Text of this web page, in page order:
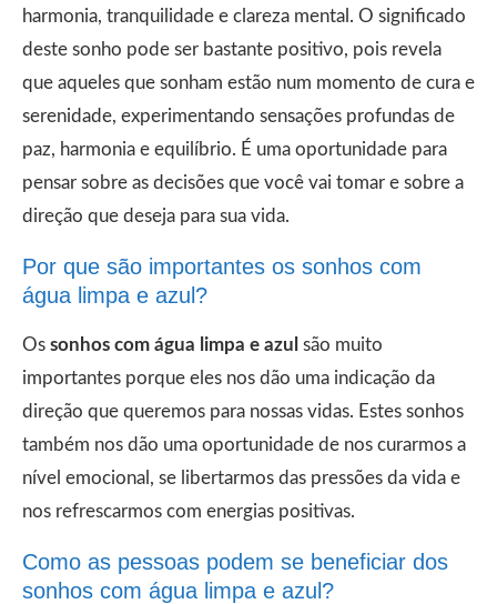
harmonia, tranquilidade e clareza mental. O significado
deste sonho pode ser bastante positivo, pois revela
que aqueles que sonham estão num momento de cura e
serenidade, experimentando sensações profundas de
paz, harmonia e equilíbrio. É uma oportunidade para
pensar sobre as decisões que você vai tomar e sobre a
direção que deseja para sua vida.
Por que são importantes os sonhos com
água limpa e azul?
Os sonhos com água limpa e azul são muito
importantes porque eles nos dão uma indicação da
direção que queremos para nossas vidas. Estes sonhos
também nos dão uma oportunidade de nos curarmos a
nível emocional, se libertarmos das pressões da vida e
nos refrescarmos com energias positivas.
Como as pessoas podem se beneficiar dos
sonhos com água limpa e azul?